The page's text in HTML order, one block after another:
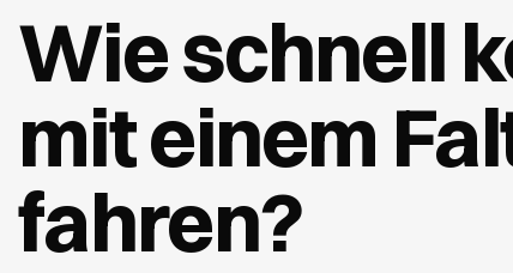
Wie schnell
mit einem
fahren?